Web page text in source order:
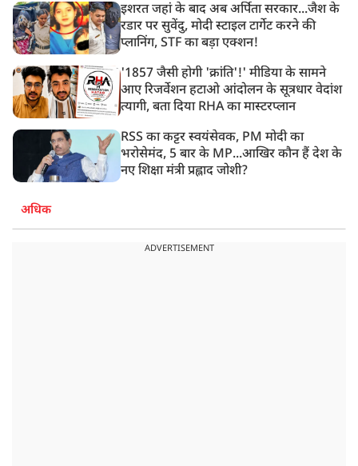
इशरत जहां के बाद अब अर्पिता सरकार...जैश के
रडार पर सुवेंदु, मोदी स्टाइल टार्गेट करने की
प्लानिंग, STF का बड़ा एक्शन!
'1857 जैसी होगी 'क्रांति'!' मीडिया के सामने
आए रिजर्वेशन हटाओ आंदोलन के सूत्रधार वेदांश
त्यागी, बता दिया RHA का मास्टरप्लान
RSS का कट्टर स्वयंसेवक, PM मोदी का
भरोसेमंद, 5 बार के MP...आखिर कौन हैं देश के
नए शिक्षा मंत्री प्रह्लाद जोशी?
अधिक
ADVERTISEMENT